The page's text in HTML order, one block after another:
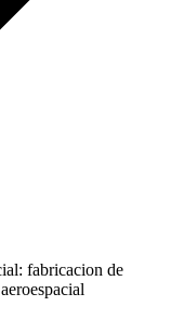
fabricacion de